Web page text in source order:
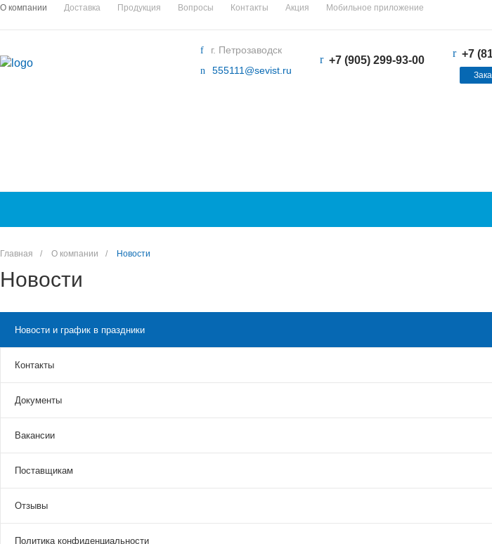
О компании Доставка Продукция Вопросы Контакты Акция Мобильное приложение
г. Петрозаводск
555111@sevist.ru
+7 (905) 299-93-00
+7
Главная / О компании / Новости
Новости
Новости и график в праздники
Контакты
Документы
Вакансии
Поставщикам
Отзывы
Политика конфиденциальности